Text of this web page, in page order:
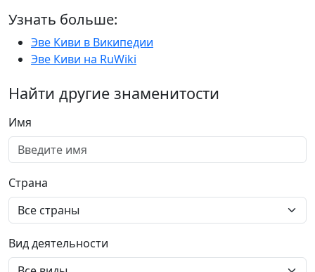
Узнать больше:
Эве Киви в Википедии
Эве Киви на RuWiki
Найти другие знаменитости
Имя
Страна
Вид деятельности